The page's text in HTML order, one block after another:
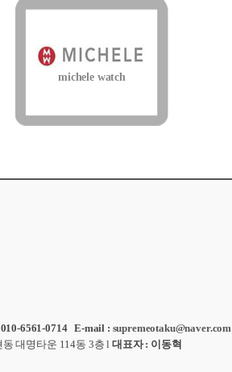
michele watch
6561-0714 E-mail : supremeotaku@naver.com
대명타운 114동 3층l대표자: 이동혁